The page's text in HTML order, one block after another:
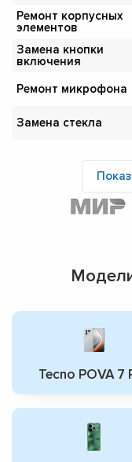
Ремонт корпусных
элементов
Замена кнопки
включения
Ремонт микрофона
Замена стекла
Tecno POVA 7